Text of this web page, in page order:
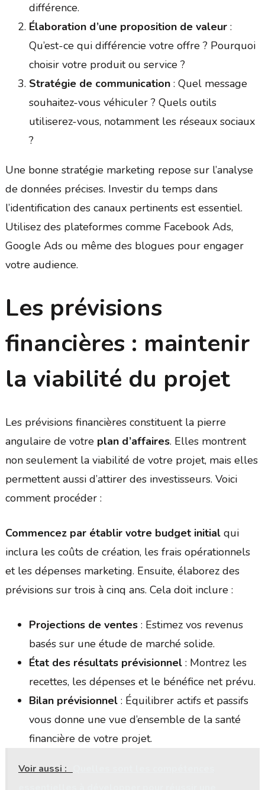
différence.
Élaboration d’une proposition de valeur:
Qu’est-ce qui différencie votre offre ? Pourquoi
choisir votre produit ou service ?
Stratégie de communication: Quel message
souhaitez-vous véhiculer ? Quels outils
utiliserez-vous, notamment les réseaux sociaux
?
Une bonne stratégie marketing repose sur l’analyse
de données précises. Investir du temps dans
l’identification des canaux pertinents est essentiel.
Utilisez des plateformes comme Facebook Ads,
Google Ads ou même des blogues pour engager
votre audience.
Les prévisions
financières : maintenir
la viabilité du projet
Les prévisions financières constituent la pierre
angulaire de votre plan d’affaires. Elles montrent
non seulement la viabilité de votre projet, mais elles
permettent aussi d’attirer des investisseurs. Voici
comment procéder :
Commencez par établir votre budget initialqui
inclura les coûts de création, les frais opérationnels
et les dépenses marketing. Ensuite, élaborez des
prévisions sur trois à cinq ans. Cela doit inclure :
Projections de ventes: Estimez vos revenus
basés sur une étude de marché solide.
État des résultats prévisionnel: Montrez les
recettes, les dépenses et le bénéfice net prévu.
Bilan prévisionnel: Équilibrer actifs et passifs
vous donne une vue d’ensemble de la santé
financière de votre projet.
Voir aussi :